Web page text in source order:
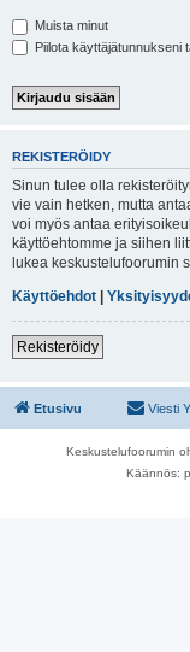
Muista minut
Piilota käyttäjätunnukseni
REKISTERÖIDY
Sinun tulee olla
vie vain hetken, mutta
voi myös antaa
käyttöehtomme ja siihen
lukea keskustelufoorumin
Käyttöehdot |
Rekisteröidy
Etusivu Viesti
Keskustelufoorumin
Käännös: